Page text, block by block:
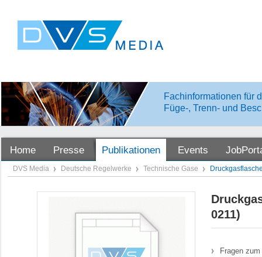
Fachinformationen für
Füge-, Trenn- und
Home Presse Publikationen Events
DVS Media Deutsche Regelwerke Technische Gase
0211)
Fragen